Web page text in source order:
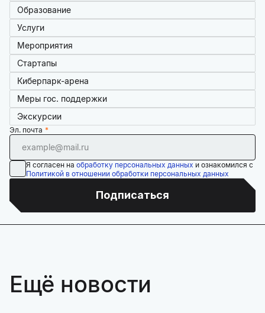
Образование
Услуги
Мероприятия
Стартапы
Киберпарк-арена
Меры гос. поддержки
Экскурсии
Эл. почта
Я согласен на обработку персональных данных и ознакомился с
Политикой в отношении обработки персональных данных
Подписаться
Ещё новости